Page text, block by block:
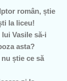
român, știe
la liceu!
Vasile să-i
asta?
știe ce să